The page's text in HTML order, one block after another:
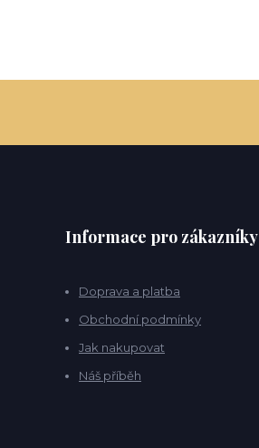
Informace pro zákazníky
Doprava a platba
Obchodní podmínky
Jak nakupovat
Náš příběh